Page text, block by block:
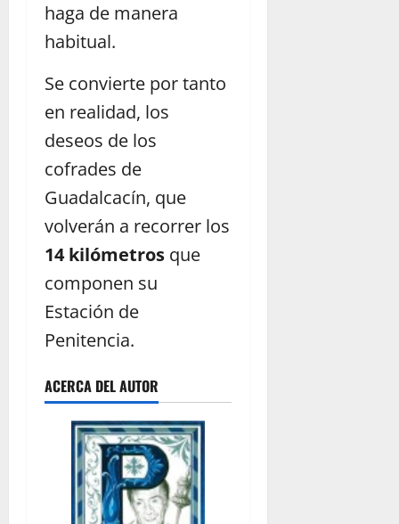
haga de manera
habitual.
Se convierte por tanto
en realidad, los
deseos de los
cofrades de
Guadalcacín, que
volverán a recorrer los
14 kilómetros que
componen su
Estación de
Penitencia.
ACERCA DEL AUTOR